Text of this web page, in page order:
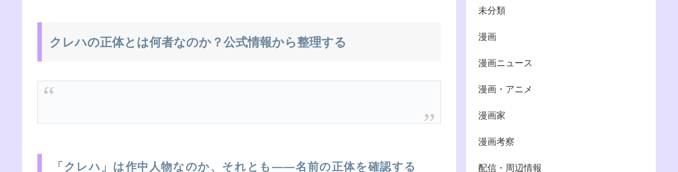
クレハの正体とは何者なのか？公式情報から整理する
「クレハ」は作中人物なのか、それとも――名前の正体を確認する
未分類
漫画
漫画ニュース
漫画・アニメ
漫画家
漫画考察
配信・周辺情報